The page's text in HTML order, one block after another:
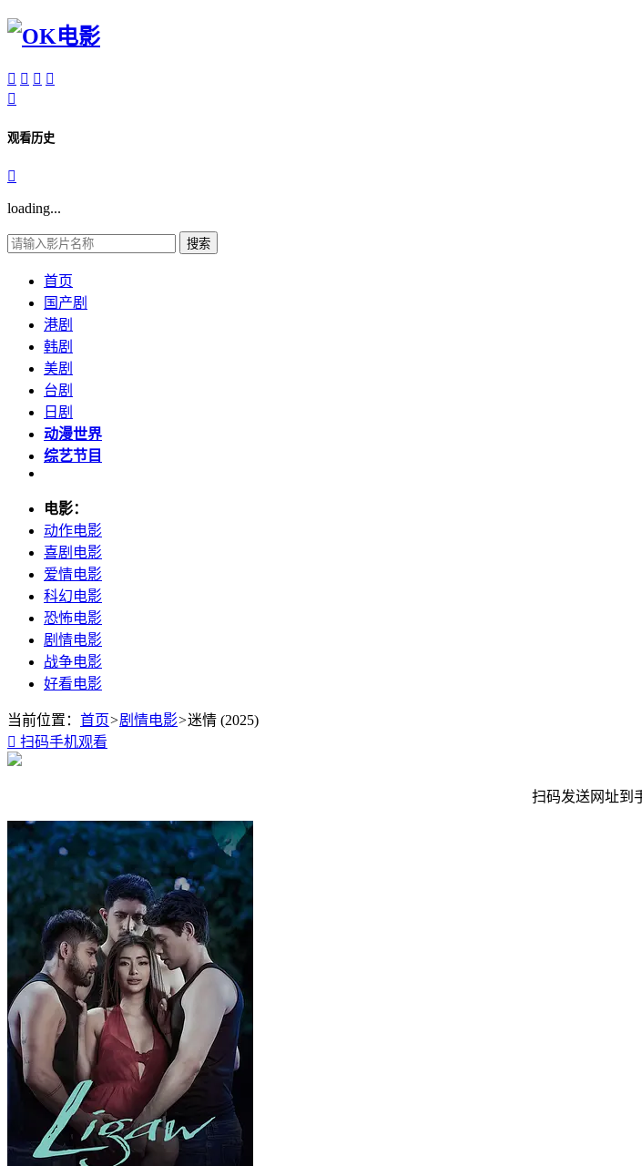
   

观看历史

loading...
搜索
首页
国产剧
港剧
韩剧
美剧
台剧
日剧
动漫世界
综艺节目
电影：
动作电影
喜剧电影
爱情电影
科幻电影
恐怖电影
剧情电影
战争电影
好看电影
当前位置： 首页>剧情电影>迷情 (2025)
 扫码手机观看
扫码发送网址到